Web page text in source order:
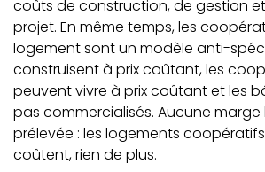
coûts de construction, de gestion
projet. En même temps, les
logement sont un modèle anti-
construisent à prix coûtant, les
peuvent vivre à prix coûtant et les
pas commercialisés. Aucune marge
prélevée : les logements
coûtent, rien de plus.